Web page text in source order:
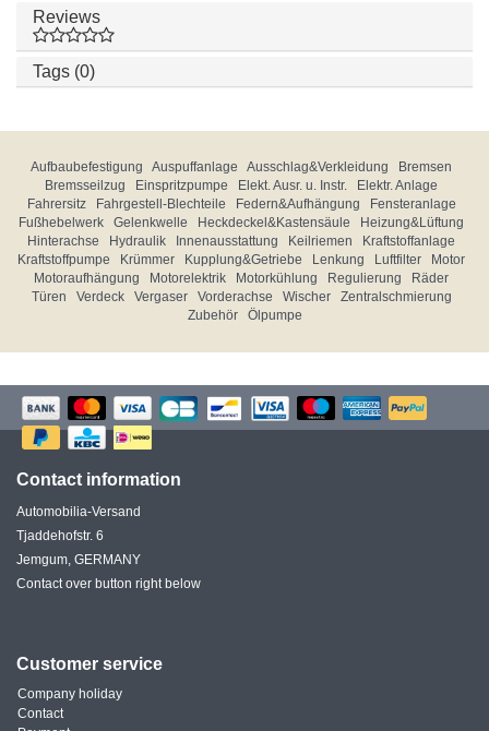
Reviews
Tags (0)
Aufbaubefestigung Auspuffanlage Ausschlag&Verkleidung
Bremsen
Bremsseilzug
Einspritzpumpe Elekt. Ausr. u. Instr.
Elektr. Anlage
Fahrersitz
Fahrgestell-Blechteile Federn&Aufhängung
Fensteranlage
Fußhebelwerk
Gelenkwelle Heckdeckel&Kastensäule
Heizung&Lüftung
Hinterachse
Hydraulik Innenausstattung Keilriemen
Kraftstoffanlage
Kraftstoffpumpe
Krümmer Kupplung&Getriebe Lenkung Luftfilter
Motor
Motoraufhängung
Motorelektrik Motorkühlung Regulierung
Räder
Türen
Verdeck Vergaser Vorderachse Wischer
Zentralschmierung
Zubehör
Ölpumpe
Contact information
Automobilia-Versand
Tjaddehofstr. 6
Jemgum, GERMANY
Contact over button right below
Customer service
Company holiday
Contact